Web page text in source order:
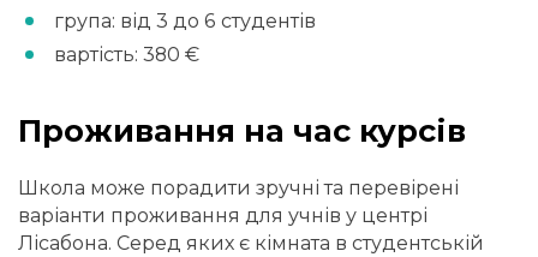
група: від 3 до 6 студентів
вартість: 380 €
Проживання на час курсів
Школа може порадити зручні та перевірені
варіанти проживання для учнів у центрі
Лісабона. Серед яких є кімната в студентській